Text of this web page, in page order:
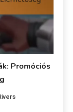
Promóciós